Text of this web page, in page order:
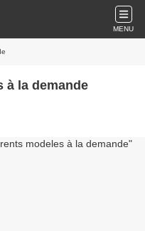
MENU
à la demande